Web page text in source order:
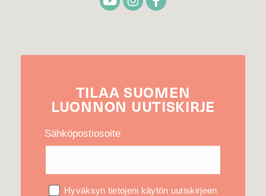
TILAA SUOMEN
LUONNON UUTIS­KIRJE
Sähköpostiosoite
Hyväksyn tietojeni käytön uutiskirjeen